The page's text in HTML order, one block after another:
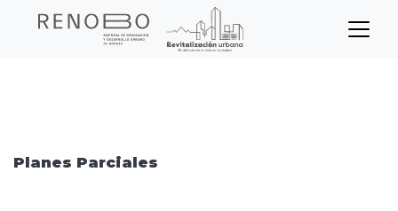
Sitio Web Empresa de
Node Planes Parciales
Planes Parciales